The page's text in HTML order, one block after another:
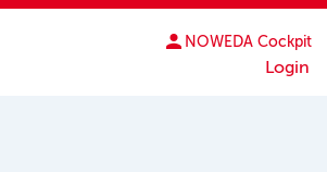
NOWEDA Cockpit
Login